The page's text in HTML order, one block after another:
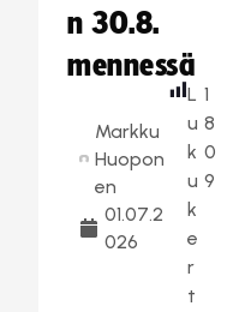
n 30.8.
mennessä
Markku
Huopon
en
01.07.2
026
L
u
k
u
k
e
r
t
1
8
0
9